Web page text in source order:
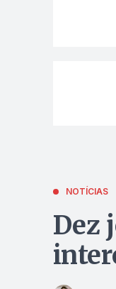
NOTÍCIAS
Dez